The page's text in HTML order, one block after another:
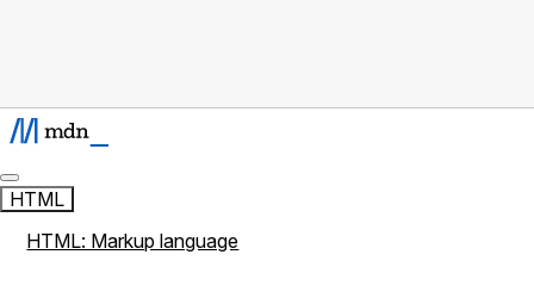
HTML
HTML: Markup language